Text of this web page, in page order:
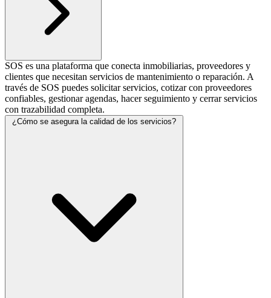
SOS es una plataforma que conecta inmobiliarias, proveedores y
clientes que necesitan servicios de mantenimiento o reparación. A
través de SOS puedes solicitar servicios, cotizar con proveedores
confiables, gestionar agendas, hacer seguimiento y cerrar servicios
con trazabilidad completa.
¿Cómo se asegura la calidad de los servicios?